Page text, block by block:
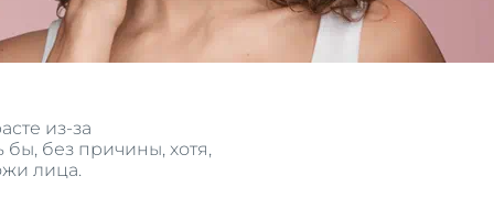
из-за
без причины, хотя,
лица.